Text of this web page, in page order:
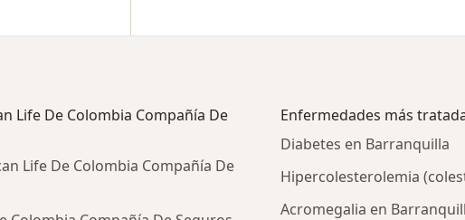
Life De Colombia Compañía De
Life De Colombia Compañía De
Enfermedades más
Diabetes en Barranquilla
Hipercolesterolemia
Acromegalia en